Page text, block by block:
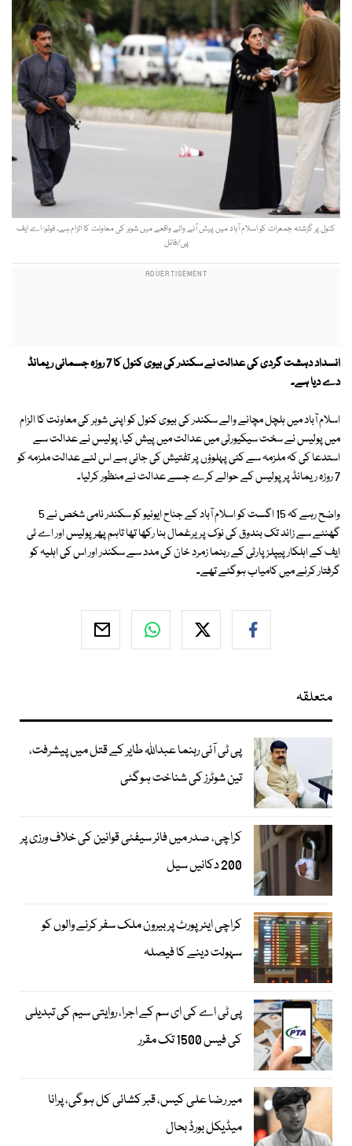
کنول پر گزشتہ جمعرات کو اسلام آباد میں پیش آنے والے واقعے میں شوہر کی معاونت کا الزام ہے۔ فوٹو: اے ایف
پی/فائل
انسداددہشت گردیکی
عدالت نے سکندر کی بیوی کنول کا 7 روزہ جسمانی ریمانڈ
دے دیا ہے۔
اسلام آباد میں ہلچل مچانے والے سکندر کی بیوی کنول کو اپنی شوہر کی معاونت کا الزام
میں پولیس نے سخت سیکیورٹی میں عدالت میں پیش کیا، پولیس نے عدالت سے
استدعا کی کہ ملزمہ سے کئی پہلوؤں پر تفتیش کی جانی ہے اس لئے عدالت ملزمہ کو
7 روزہ ریمانڈ پر پولیس کے حوالے کرے جسے عدالت نے منظور کرلیا۔
واضح رہے کہ 15 اگست کو اسلام آباد کے جناح ایونیو کو سکندر نامی شخص نے 5
گھنٹے سے زائد تک بندوق کی نوک پر یرغمال بنا رکھا تھا تاہم پھر پولیس اور اے ٹی
ایف کے اہلکار پیپلز پارٹی کے رہنما زمرد خان کی مدد سے سکندر اور اس کی اہلیہ کو
گرفتار کرنے میں کامیاب ہوگئے تھے۔
متعلقہ
پی ٹی آئی رہنما عبداللہ طایر کے قتل میں پیشرفت،
تین شوٹرز کی شناخت ہوگئی
کراچی، صدر میں فائر سیفٹی قوانین کی خلاف ورزی پر
200 دکانیں سیل
کراچی ایئرپورٹ پر بیرون ملک سفر کرنے والوں کو
سہولت دینے کا فیصلہ
پی ٹی اے کی ای سم کے اجرا، روایتی سیم کی تبدیلی
کی فیس 1500 تک مقرر
میر رضا علی کیس، قبر کشائی کل ہوگی، پرانا
میڈیکل بورڈ بحال